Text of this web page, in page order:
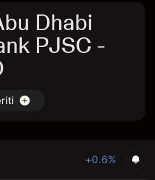
Dhabi
PJSC -
+0.6%